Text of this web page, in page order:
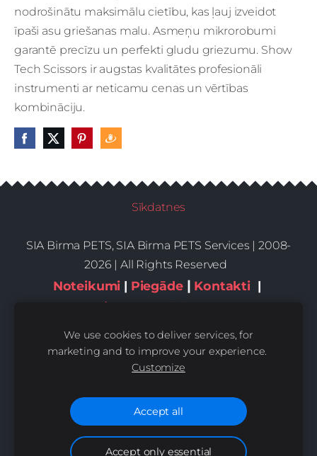
nodrošinātu maksimālu cietību, kas ļauj izveidot
īpaši asu griešanas malu. Asmeņu mikrorobumi
garantē precīzu un perfekti gludu griezumu. Show
Tech Scissors ir augstas kvalitātes profesionāli
instrumenti ar neticamu cenas un vērtības
kombināciju.
Sīkdatnes
SIA Birma PETS, SIA Birma PETS Services | 2008-
2026 | All Rights Reserved
Noteikumi | Piegāde | Kontakti|
Privātums,sīkdatnes
We use cookies to deliver services, for
marketing and to improve your experience.
Customize
Accept all
Accept only essential